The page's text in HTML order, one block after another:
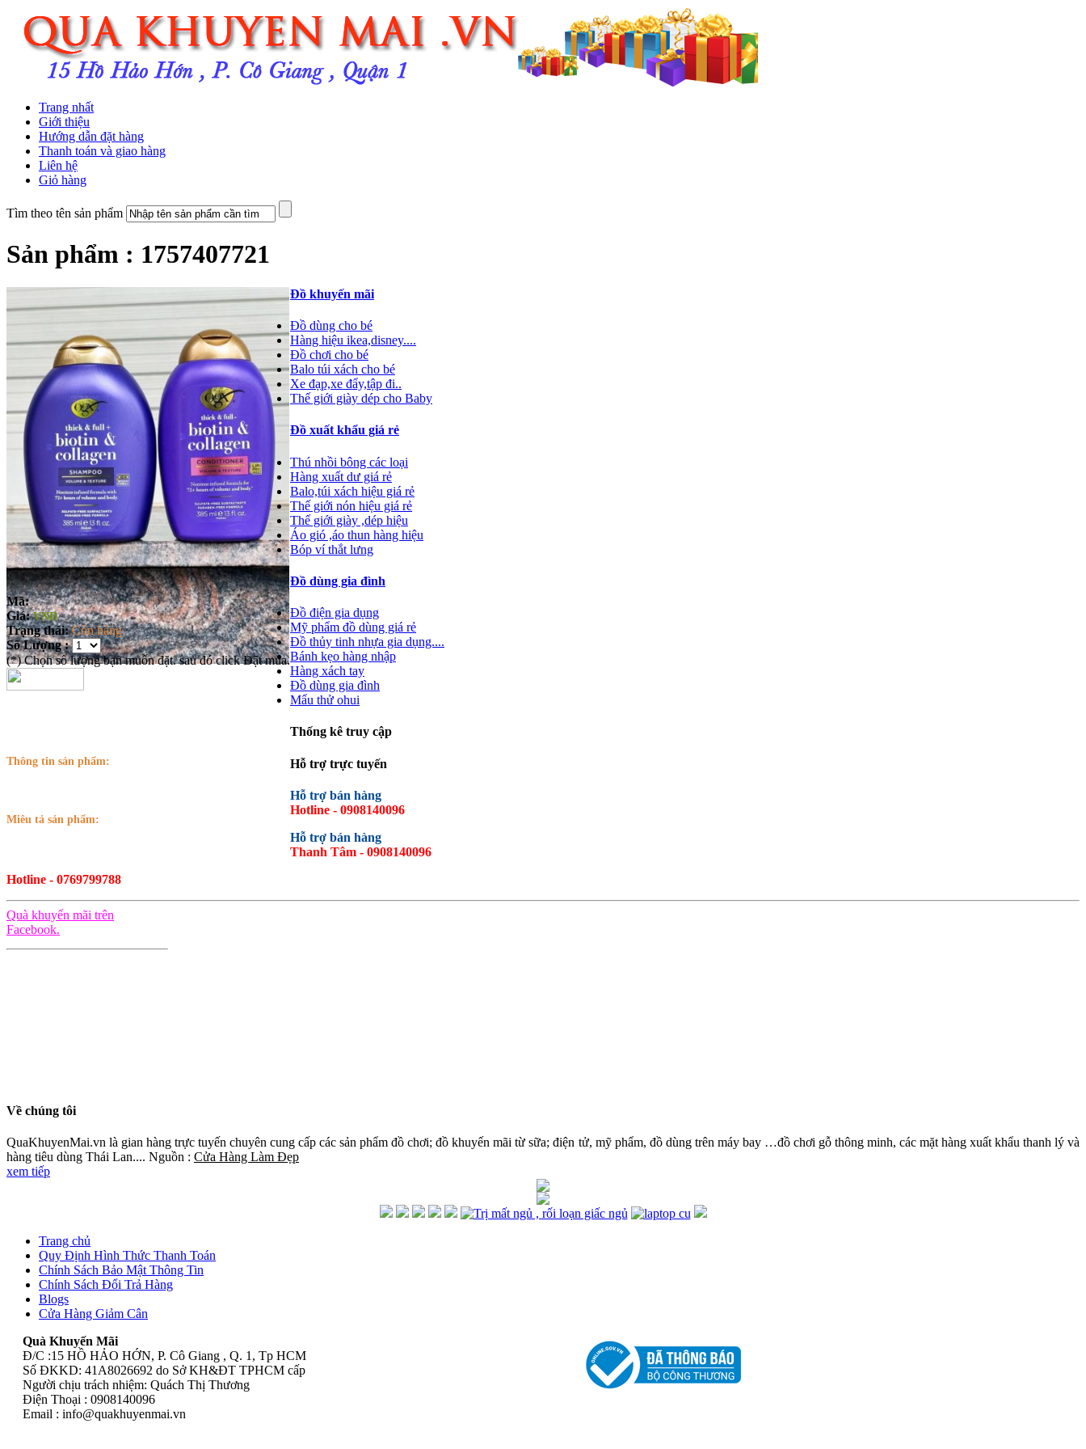
Trang nhất
Giới thiệu
Hướng dẫn đặt hàng
Thanh toán và giao hàng
Liên hệ
Giỏ hàng
Tìm theo tên sản phẩm
Sản phẩm : 1757407721
Mã:
Giá:VND
Trạng thái:Còn hàng
Số Lượng :
(*) Chọn số lượng bạn muốn đặt. sau đó click Đặt mua.
Thông tin sản phẩm:
Miêu tả sản phẩm:
Đồ khuyến mãi
Đồ dùng cho bé
Hàng hiệu ikea,disney....
Đồ chơi cho bé
Balo túi xách cho bé
Xe đạp,xe đẩy,tập đi..
Thế giới giày dép cho Baby
Đồ xuất khẩu giá rẻ
Thú nhồi bông các loại
Hàng xuất dư giá rẻ
Balo,túi xách hiệu giá rẻ
Thế giới nón hiệu giá rẻ
Thế giới giày ,dép hiệu
Áo gió ,áo thun hàng hiệu
Bóp ví thắt lưng
Đồ dùng gia đình
Đồ điện gia dụng
Mỹ phẩm đồ dùng giá rẻ
Đồ thủy tinh nhựa gia dụng....
Bánh kẹo hàng nhập
Hàng xách tay
Đồ dùng gia đình
Mẩu thử ohui
Thống kê truy cập
Hỗ trợ trực tuyến
Hỗ trợ bán hàng
Hotline - 0908140096
Hỗ trợ bán hàng
Thanh Tâm - 0908140096
Hotline - 0769799788
Quà khuyến mãi trên
Facebook.
Về chúng tôi
QuaKhuyenMai.vn là gian hàng trực tuyến chuyên cung cấp các sản phẩm đồ chơi; đồ khuyến mãi từ sữa; điện tử, mỹ phẩm, đồ dùng trên máy bay …đồ chơi gỗ thông minh, các mặt hàng xuất khẩu thanh lý và
hàng tiêu dùng Thái Lan.... Nguồn : Cửa Hàng Làm Đẹp
xem tiếp
Trang chủ
Quy Định Hình Thức Thanh Toán
Chính Sách Bảo Mật Thông Tin
Chính Sách Đổi Trả Hàng
Blogs
Cửa Hàng Giảm Cân
Quà Khuyến Mãi
Đ/C :15 HỒ HẢO HỚN, P. Cô Giang , Q. 1, Tp HCM
Số ĐKKD: 41A8026692 do Sở KH&ĐT TPHCM cấp
Người chịu trách nhiệm: Quách Thị Thương
Điện Thoại : 0908140096
Email : info@quakhuyenmai.vn